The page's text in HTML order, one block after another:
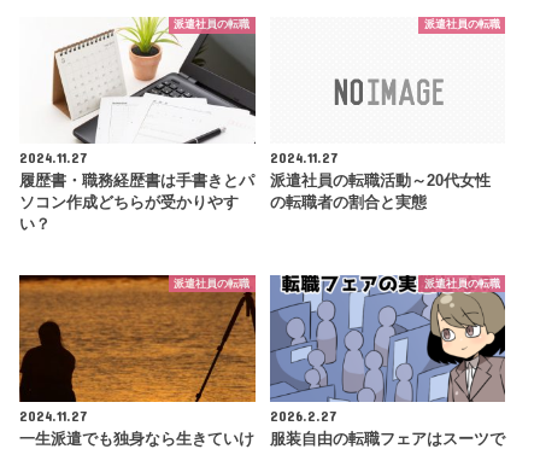
派遣社員の転職
2024.11.27
履歴書・職務経歴書は手書きとパ
ソコン作成どちらが受かりやす
い？
派遣社員の転職
2024.11.27
派遣社員の転職活動～20代女性
の転職者の割合と実態
派遣社員の転職
2024.11.27
一生派遣でも独身なら生きていけ
派遣社員の転職
2026.2.27
服装自由の転職フェアはスーツで